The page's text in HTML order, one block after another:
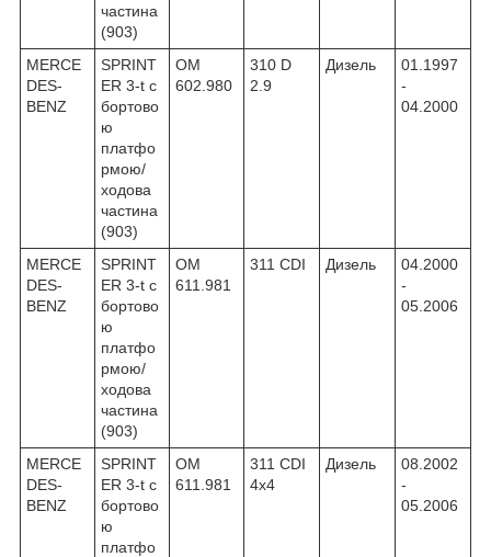
частина
(903)
MERCE
DES-
BENZ
SPRINT
ER 3-t c
бортово
ю
платфо
рмою/
ходова
частина
(903)
OM
602.980
310 D
2.9
Дизель
01.1997
-
04.2000
MERCE
DES-
BENZ
SPRINT
ER 3-t c
бортово
ю
платфо
рмою/
ходова
частина
(903)
OM
611.981
311 CDI Дизель
04.2000
-
05.2006
MERCE
DES-
BENZ
SPRINT
ER 3-t c
бортово
ю
платфо
OM
611.981
311 CDI
4x4
Дизель
08.2002
-
05.2006